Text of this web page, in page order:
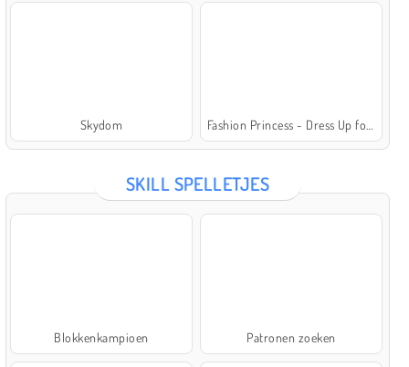
Skydom Fashion Princess - Dress Up for Girls
SKILL SPELLETJES
Blokkenkampioen Patronen zoeken